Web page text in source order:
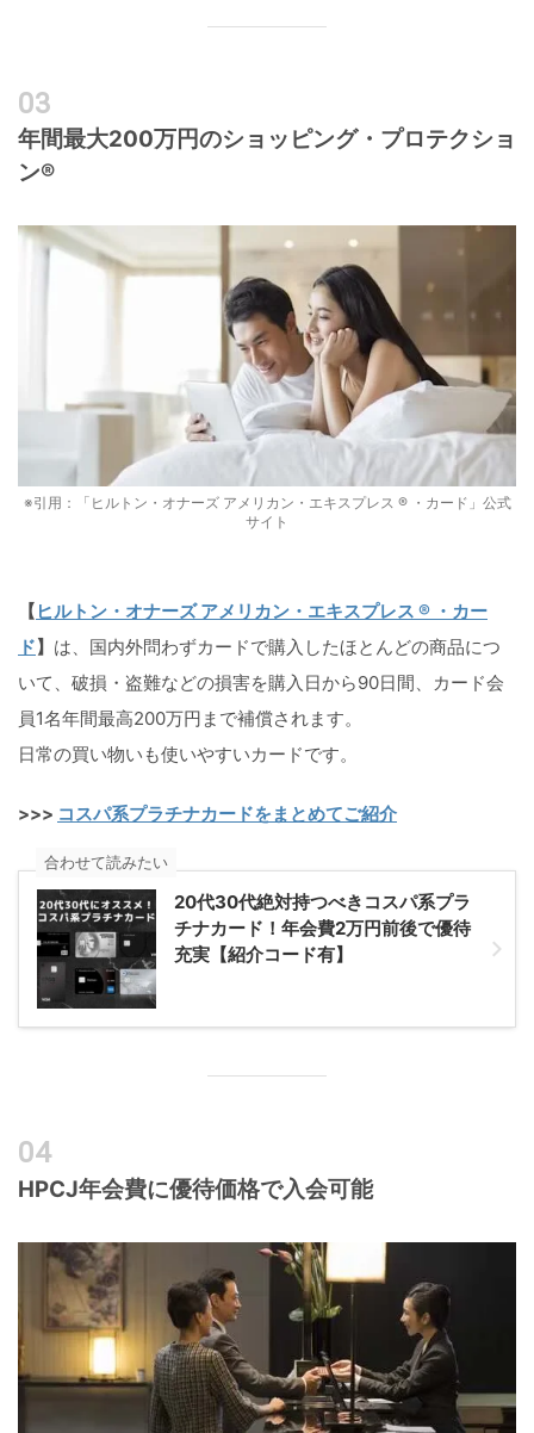
年間最大200万円のショッピング・プロテクショ
ン®
※引用：「ヒルトン・オナーズ アメリカン・エキスプレス ® ・カード」公式
サイト
【 ヒルトン・オナーズ アメリカン・エキスプレス ® ・カー
ド】 は、国内外問わずカードで購入したほとんどの商品につ
いて、破損・盗難などの損害を購入日から90日間、カード会
員1名年間最高200万円まで補償されます。
日常の買い物いも使いやすいカードです。
>>> コスパ系プラチナカードをまとめてご紹介
20代30代絶対持つべきコスパ系プラ
チナカード！年会費2万円前後で優待
充実【紹介コード有】
合わせて読みたい
HPCJ年会費に優待価格で入会可能